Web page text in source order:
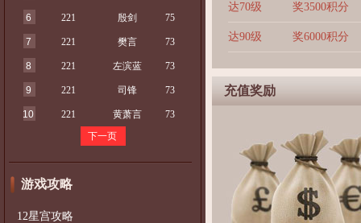
6 221 殷剑 75
7 221 樊言 73
8 221 左滨蓝 73
9 221 司锋 73
10 221 黄萧言
73
下一页
游戏攻略
12星宫攻略
达70级 奖3500积分
达90级 奖6000积分
充值奖励